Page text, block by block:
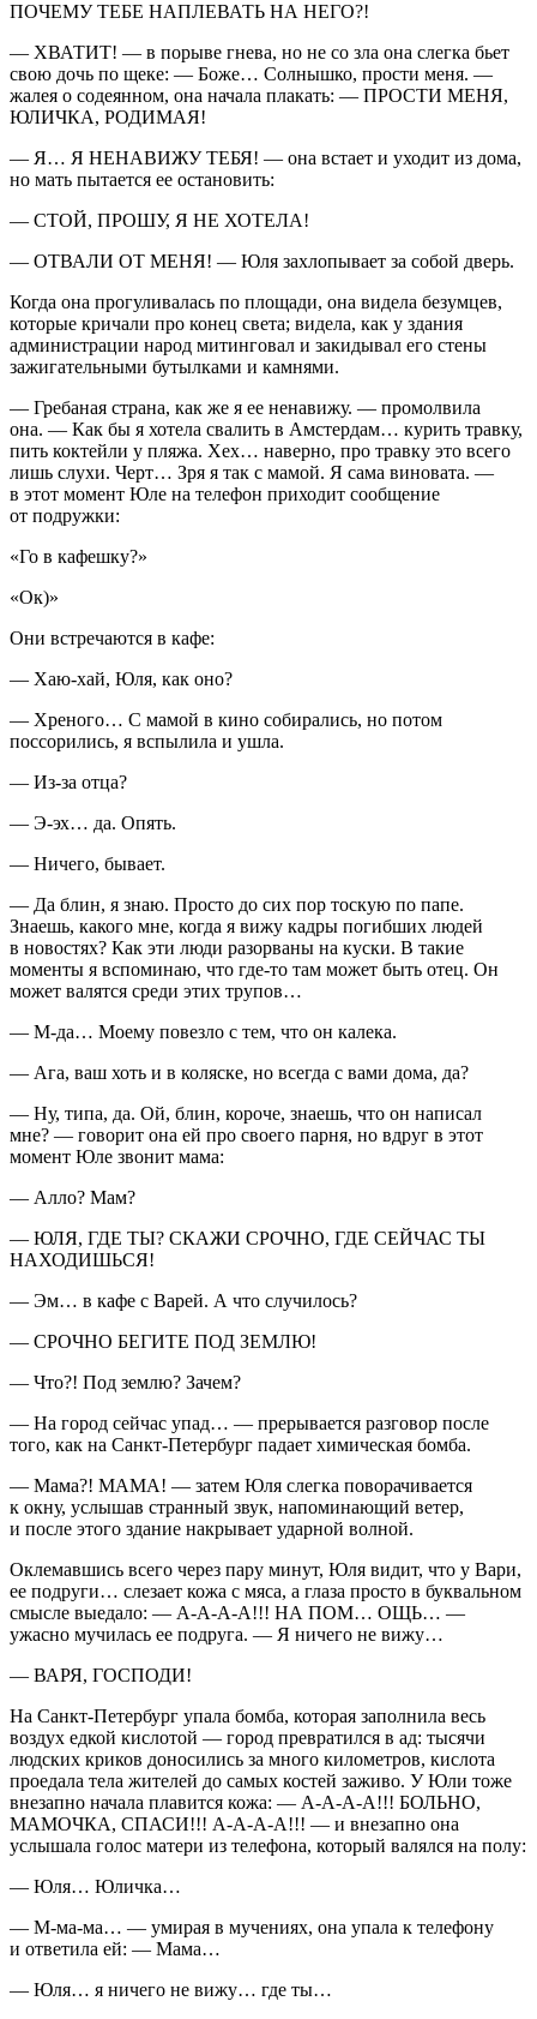
ПОЧЕМУ ТЕБЕ НАПЛЕВАТЬ НА НЕГО?!
— ХВАТИТ! — в порыве гнева, но не со зла она слегка бьет
свою дочь по щеке: — Боже… Солнышко, прости меня. —
жалея о содеянном, она начала плакать: — ПРОСТИ МЕНЯ,
ЮЛИЧКА, РОДИМАЯ!
— Я… Я НЕНАВИЖУ ТЕБЯ! — она встает и уходит из дома,
но мать пытается ее остановить:
— СТОЙ, ПРОШУ, Я НЕ ХОТЕЛА!
— ОТВАЛИ ОТ МЕНЯ! — Юля захлопывает за собой дверь.
Когда она прогуливалась по площади, она видела безумцев,
которые кричали про конец света; видела, как у здания
администрации народ митинговал и закидывал его стены
зажигательными бутылками и камнями.
— Гребаная страна, как же я ее ненавижу. — промолвила
она. — Как бы я хотела свалить в Амстердам… курить травку,
пить коктейли у пляжа. Хех… наверно, про травку это всего
лишь слухи. Черт… Зря я так с мамой. Я сама виновата. —
в этот момент Юле на телефон приходит сообщение
от подружки:
«Го в кафешку?»
«Ок)»
Они встречаются в кафе:
— Хаю-хай, Юля, как оно?
— Хреного… С мамой в кино собирались, но потом
поссорились, я вспылила и ушла.
— Из-за отца?
— Э-эх… да. Опять.
— Ничего, бывает.
— Да блин, я знаю. Просто до сих пор тоскую по папе.
Знаешь, какого мне, когда я вижу кадры погибших людей
в новостях? Как эти люди разорваны на куски. В такие
моменты я вспоминаю, что где-то там может быть отец. Он
может валятся среди этих трупов…
— М-да… Моему повезло с тем, что он калека.
— Ага, ваш хоть и в коляске, но всегда с вами дома, да?
— Ну, типа, да. Ой, блин, короче, знаешь, что он написал
мне? — говорит она ей про своего парня, но вдруг в этот
момент Юле звонит мама:
— Алло? Мам?
— ЮЛЯ, ГДЕ ТЫ? СКАЖИ СРОЧНО, ГДЕ СЕЙЧАС ТЫ
НАХОДИШЬСЯ!
— Эм… в кафе с Варей. А что случилось?
— СРОЧНО БЕГИТЕ ПОД ЗЕМЛЮ!
— Что?! Под землю? Зачем?
— На город сейчас упад… — прерывается разговор после
того, как на Санкт-Петербург падает химическая бомба.
— Мама?! МАМА! — затем Юля слегка поворачивается
к окну, услышав странный звук, напоминающий ветер,
и после этого здание накрывает ударной волной.
Оклемавшись всего через пару минут, Юля видит, что у Вари,
ее подруги… слезает кожа с мяса, а глаза просто в буквальном
смысле выедало: — А-А-А-А!!! НА ПОМ… ОЩЬ… —
ужасно мучилась ее подруга. — Я ничего не вижу…
— ВАРЯ, ГОСПОДИ!
На Санкт-Петербург упала бомба, которая заполнила весь
воздух едкой кислотой — город превратился в ад: тысячи
людских криков доносились за много километров, кислота
проедала тела жителей до самых костей заживо. У Юли тоже
внезапно начала плавится кожа: — А-А-А-А!!! БОЛЬНО,
МАМОЧКА, СПАСИ!!! А-А-А-А!!! — и внезапно она
услышала голос матери из телефона, который валялся на полу:
— Юля… Юличка…
— М-ма-ма… — умирая в мучениях, она упала к телефону
и ответила ей: — Мама…
— Юля… я ничего не вижу… где ты…